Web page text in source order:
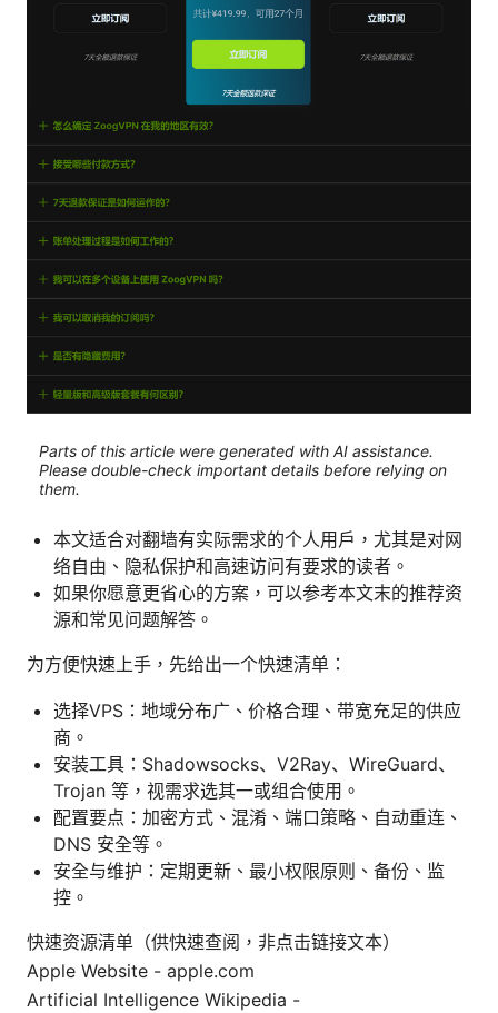
Parts of this article were generated with AI assistance.
Please double-check important details before relying on
them.
本文适合对翻墙有实际需求的个人用户，尤其是对网
络自由、隐私保护和高速访问有要求的读者。
如果你愿意更省心的方案，可以参考本文末的推荐资
源和常见问题解答。
为方便快速上手，先给出一个快速清单：
选择VPS：地域分布广、价格合理、带宽充足的供应
商。
安装工具：Shadowsocks、V2Ray、WireGuard、
Trojan 等，视需求选其一或组合使用。
配置要点：加密方式、混淆、端口策略、自动重连、
DNS 安全等。
安全与维护：定期更新、最小权限原则、备份、监
控。
快速资源清单（供快速查阅，非点击链接文本）
Apple Website - apple.com
Artificial Intelligence Wikipedia -